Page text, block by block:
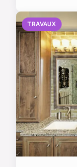
TRAVAUX